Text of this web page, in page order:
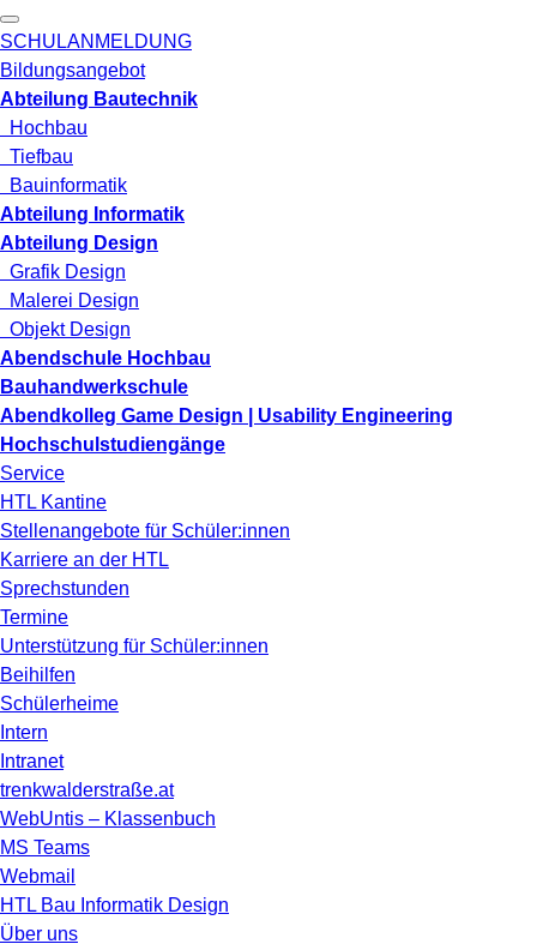
SCHULANMELDUNG
Bildungsangebot
Abteilung Bautechnik
Hochbau
Tiefbau
Bauinformatik
Abteilung Informatik
Abteilung Design
Grafik Design
Malerei Design
Objekt Design
Abendschule Hochbau
Bauhandwerkschule
Abendkolleg Game Design | Usability Engineering
Hochschulstudiengänge
Service
HTL Kantine
Stellenangebote für Schüler:innen
Karriere an der HTL
Sprechstunden
Termine
Unterstützung für Schüler:innen
Beihilfen
Schülerheime
Intern
Intranet
trenkwalderstraße.at
WebUntis – Klassenbuch
MS Teams
Webmail
HTL Bau Informatik Design
Über uns